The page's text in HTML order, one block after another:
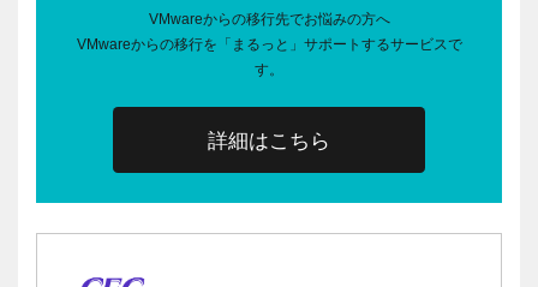
VMwareからの移行先でお悩みの方へ
VMwareからの移行を「まるっと」サポートするサービスで
す。
詳細はこちら